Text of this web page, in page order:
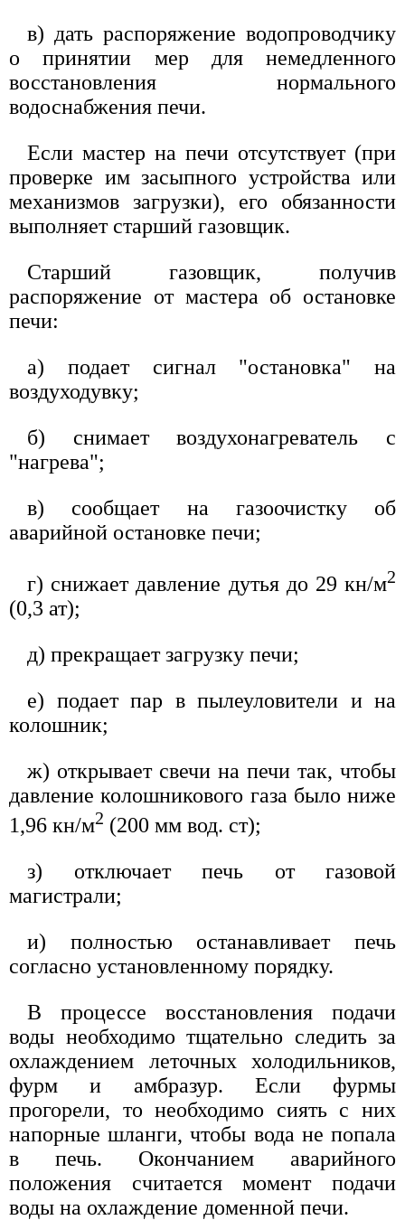
в) дать распоряжение водопроводчику
о принятии мер для немедленного
восстановления нормального
водоснабжения печи.
Если мастер на печи отсутствует (при
проверке им засыпного устройства или
механизмов загрузки), его обязанности
выполняет старший газовщик.
Старший газовщик, получив
распоряжение от мастера об остановке
печи:
а) подает сигнал "остановка" на
воздуходувку;
б) снимает воздухонагреватель с
"нагрева";
в) сообщает на газоочистку об
аварийной остановке печи;
г) снижает давление дутья до 29 кн/м2
(0,3 ат);
д) прекращает загрузку печи;
е) подает пар в пылеуловители и на
колошник;
ж) открывает свечи на печи так, чтобы
давление колошникового газа было ниже
1,96 кн/м2 (200 мм вод. ст);
з) отключает печь от газовой
магистрали;
и) полностью останавливает печь
согласно установленному порядку.
В процессе восстановления подачи
воды необходимо тщательно следить за
охлаждением леточных холодильников,
фурм и амбразур. Если фурмы
прогорели, то необходимо сиять с них
напорные шланги, чтобы вода не попала
в печь. Окончанием аварийного
положения считается момент подачи
воды на охлаждение доменной печи.